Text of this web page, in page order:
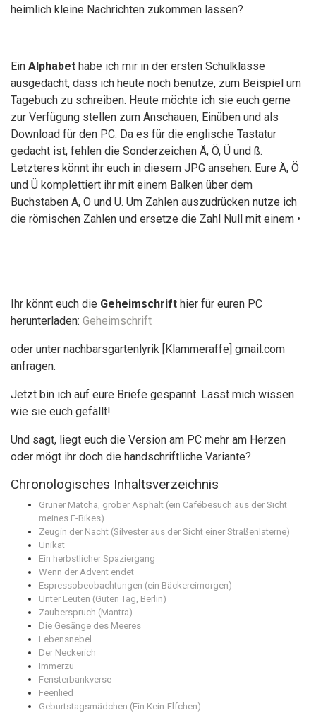
heimlich kleine Nachrichten zukommen lassen?
Ein Alphabet habe ich mir in der ersten Schulklasse
ausgedacht, dass ich heute noch benutze, zum Beispiel um
Tagebuch zu schreiben. Heute möchte ich sie euch gerne
zur Verfügung stellen zum Anschauen, Einüben und als
Download für den PC. Da es für die englische Tastatur
gedacht ist, fehlen die Sonderzeichen Ä, Ö, Ü und ß.
Letzteres könnt ihr euch in diesem JPG ansehen. Eure Ä, Ö
und Ü komplettiert ihr mit einem Balken über dem
Buchstaben A, O und U. Um Zahlen auszudrücken nutze ich
die römischen Zahlen und ersetze die Zahl Null mit einem •
Ihr könnt euch die Geheimschrift hier für euren PC
herunterladen: Geheimschrift
oder unter nachbarsgartenlyrik [Klammeraffe] gmail.com
anfragen.
Jetzt bin ich auf eure Briefe gespannt. Lasst mich wissen
wie sie euch gefällt!
Und sagt, liegt euch die Version am PC mehr am Herzen
oder mögt ihr doch die handschriftliche Variante?
Chronologisches Inhaltsverzeichnis
Grüner Matcha, grober Asphalt (ein Cafébesuch aus der Sicht
meines E-Bikes)
Zeugin der Nacht (Silvester aus der Sicht einer Straßenlaterne)
Unikat
Ein herbstlicher Spaziergang
Wenn der Advent endet
Espressobeobachtungen (ein Bäckereimorgen)
Unter Leuten (Guten Tag, Berlin)
Zauberspruch (Mantra)
Die Gesänge des Meeres
Lebensnebel
Der Neckerich
Immerzu
Fensterbankverse
Feenlied
Geburtstagsmädchen (Ein Kein-Elfchen)